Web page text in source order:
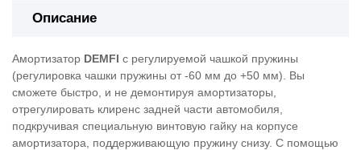
Описание
Амортизатор DEMFI с регулируемой чашкой пружины
(регулировка чашки пружины от -60 мм до +50 мм). Вы
сможете быстро, и не демонтируя амортизаторы,
отрегулировать клиренс задней части автомобиля,
подкручивая специальную винтовую гайку на корпусе
амортизатора, поддерживающую пружину снизу. С помощью